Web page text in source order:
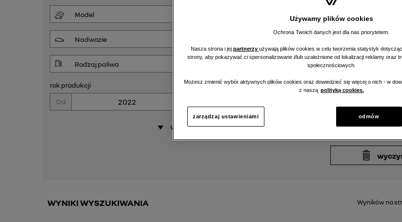
rok produkcji
Od
Lokalizacja
moja
Najbliżsi dealerzy
więcej opcji
WYNIKI WYSZUKIWANIA Wyników na
Używamy plików cookies
Ochrona Twoich danych jest dla nas priorytetem.
Nasza strona i jej partnerzy używają plików cookies w celu tworzenia statystyk
strony, aby pokazywać ci spersonalizowane i/lub uzależnione od lokalizacji reklamy oraz
społecznościowych.
Możesz zmienić wybór aktywnych plików cookies oraz dowiedzieć się więcej o nich - w
z naszą polityką cookies.
zarządzaj ustawieniami odmów